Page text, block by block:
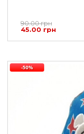
90.00 грн
45.00 грн
-50%